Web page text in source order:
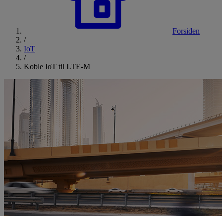
Forsiden
/
IoT
/
Koble IoT til LTE-M